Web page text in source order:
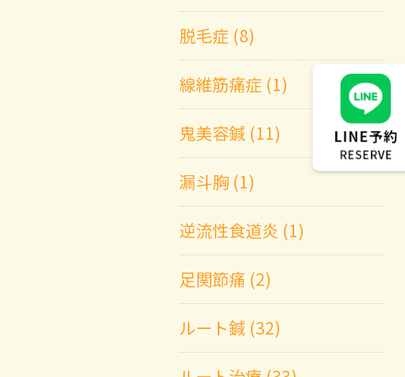
脱毛症 (8)
線維筋痛症 (1)
鬼美容鍼 (11)
漏斗胸 (1)
逆流性食道炎 (1)
足関節痛 (2)
ルート鍼 (32)